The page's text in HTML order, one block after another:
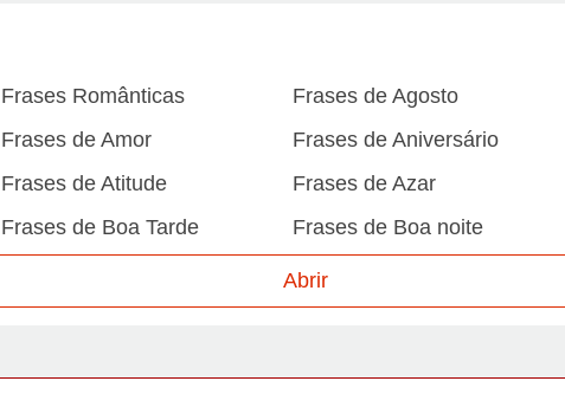
Frases Românticas
Frases de Agosto
Frases de Amor
Frases de Aniversário
Frases de Atitude
Frases de Azar
Frases de Boa Tarde
Frases de Boa noite
Frases de Caráter
Frases de Desculpa
Frases de Dezembro
Abrir